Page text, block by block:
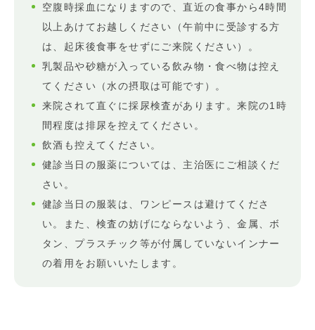
空腹時採血になりますので、直近の食事から4時間
以上あけてお越しください（午前中に受診する方
は、起床後食事をせずにご来院ください）。
乳製品や砂糖が入っている飲み物・食べ物は控え
てください（水の摂取は可能です）。
来院されて直ぐに採尿検査があります。来院の1時
間程度は排尿を控えてください。
飲酒も控えてください。
健診当日の服薬については、主治医にご相談くだ
さい。
健診当日の服装は、ワンピースは避けてくださ
い。また、検査の妨げにならないよう、金属、ボ
タン、プラスチック等が付属していないインナー
の着用をお願いいたします。